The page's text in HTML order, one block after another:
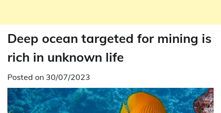
Deep ocean targeted for mining is
rich in unknown life
Posted on 30/07/2023